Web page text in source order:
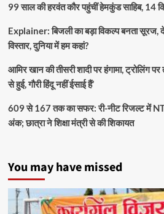
99 साल की हरवंत कौर पहुंचीं हेमकुंड साहिब, 14
Explainer: बिजली का बड़ा विकल्प बनता सूरज,
विस्तार, दुनिया में हम कहां?
आमिर खान की तीसरी शादी पर हंगामा, ट्रोलिंग पर
से हुई, गौरी हिंदू नहीं ईसाई हैं’
609 से 167 तक का सफर: री-नीट रिजल्ट में
अंक; छात्रा ने शिक्षा मंत्री से की शिकायत
You may have missed